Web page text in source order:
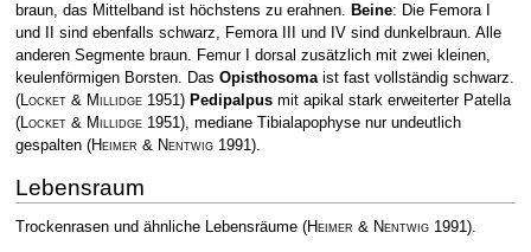
braun, das Mittelband ist höchstens zu erahnen. Beine: Die Femora I
und II sind ebenfalls schwarz, Femora III und IV sind dunkelbraun. Alle
anderen Segmente braun. Femur I dorsal zusätzlich mit zwei kleinen,
keulenförmigen Borsten. Das Opisthosomaist fast vollständig schwarz.
(Locket & Millidge1951) Pedipalpusmit apikal stark erweiterter Patella
(Locket & Millidge1951), mediane Tibialapophyse nur undeutlich
gespalten (Heimer & Nentwig1991).
Lebensraum
Trockenrasen und ähnliche Lebensräume (Heimer & Nentwig1991).